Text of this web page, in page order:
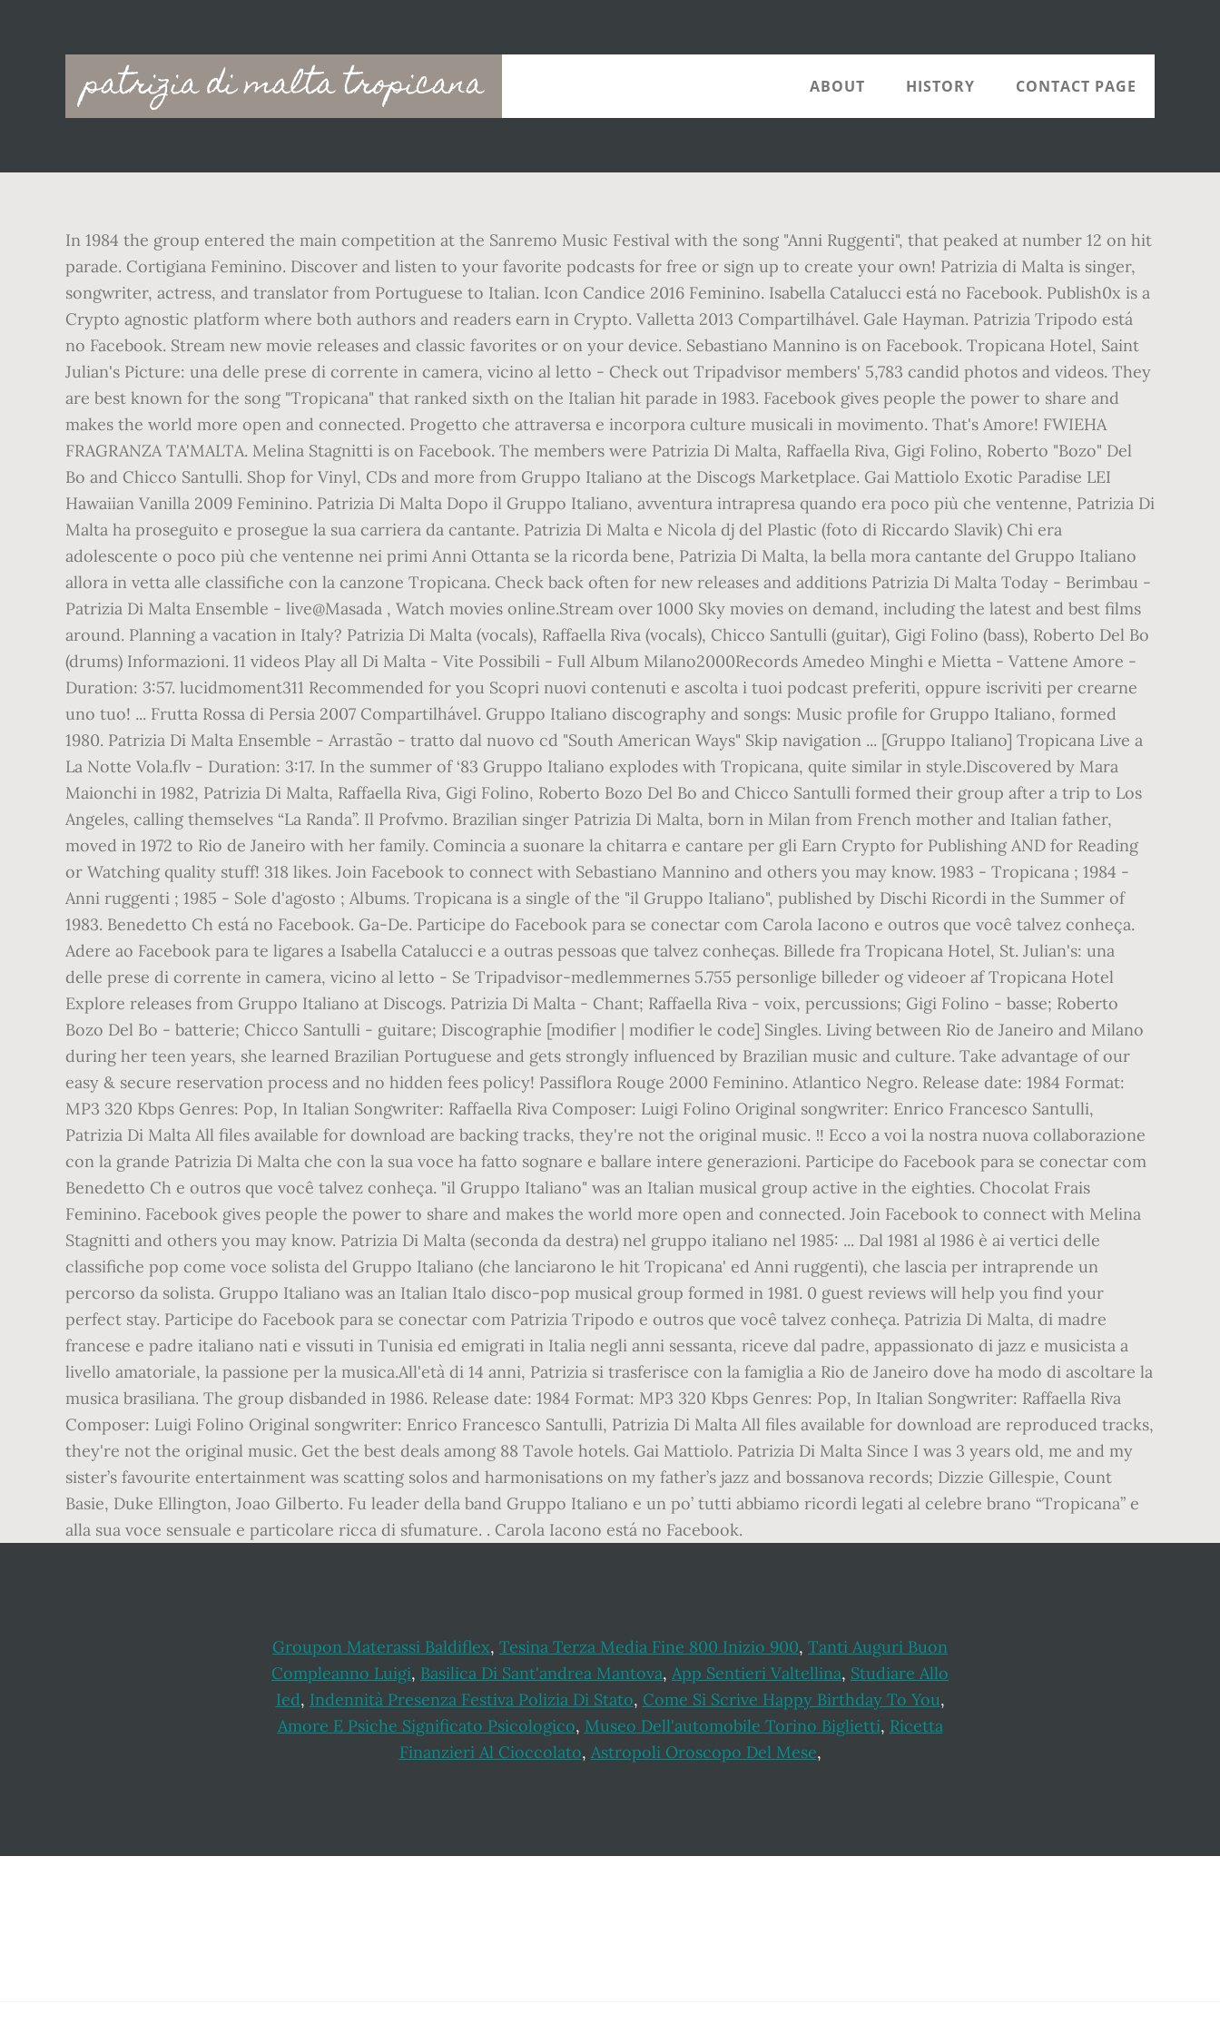
patrizia di malta tropicana
Main
navigation
ABOUT HISTORY CONTACT PAGE
In 1984 the group entered the main competition at the Sanremo Music Festival with the song "Anni Ruggenti", that peaked at number 12 on hit
parade. Cortigiana Feminino. Discover and listen to your favorite podcasts for free or sign up to create your own! Patrizia di Malta is singer,
songwriter, actress, and translator from Portuguese to Italian. Icon Candice 2016 Feminino. Isabella Catalucci está no Facebook. Publish0x is a
Crypto agnostic platform where both authors and readers earn in Crypto. Valletta 2013 Compartilhável. Gale Hayman. Patrizia Tripodo está
no Facebook. Stream new movie releases and classic favorites or on your device. Sebastiano Mannino is on Facebook. Tropicana Hotel, Saint
Julian's Picture: una delle prese di corrente in camera, vicino al letto - Check out Tripadvisor members' 5,783 candid photos and videos. They
are best known for the song "Tropicana" that ranked sixth on the Italian hit parade in 1983. Facebook gives people the power to share and
makes the world more open and connected. Progetto che attraversa e incorpora culture musicali in movimento. That's Amore! FWIEHA
FRAGRANZA TA'MALTA. Melina Stagnitti is on Facebook. The members were Patrizia Di Malta, Raffaella Riva, Gigi Folino, Roberto "Bozo" Del
Bo and Chicco Santulli. Shop for Vinyl, CDs and more from Gruppo Italiano at the Discogs Marketplace. Gai Mattiolo Exotic Paradise LEI
Hawaiian Vanilla 2009 Feminino. Patrizia Di Malta Dopo il Gruppo Italiano, avventura intrapresa quando era poco più che ventenne, Patrizia Di
Malta ha proseguito e prosegue la sua carriera da cantante. Patrizia Di Malta e Nicola dj del Plastic (foto di Riccardo Slavik) Chi era
adolescente o poco più che ventenne nei primi Anni Ottanta se la ricorda bene, Patrizia Di Malta, la bella mora cantante del Gruppo Italiano
allora in vetta alle classifiche con la canzone Tropicana. Check back often for new releases and additions Patrizia Di Malta Today - Berimbau -
Patrizia Di Malta Ensemble - live@Masada , Watch movies online.Stream over 1000 Sky movies on demand, including the latest and best films
around. Planning a vacation in Italy? Patrizia Di Malta (vocals), Raffaella Riva (vocals), Chicco Santulli (guitar), Gigi Folino (bass), Roberto Del Bo
(drums) Informazioni. 11 videos Play all Di Malta - Vite Possibili - Full Album Milano2000Records Amedeo Minghi e Mietta - Vattene Amore -
Duration: 3:57. lucidmoment311 Recommended for you Scopri nuovi contenuti e ascolta i tuoi podcast preferiti, oppure iscriviti per crearne
uno tuo! ... Frutta Rossa di Persia 2007 Compartilhável. Gruppo Italiano discography and songs: Music profile for Gruppo Italiano, formed
1980. Patrizia Di Malta Ensemble - Arrastão - tratto dal nuovo cd "South American Ways" Skip navigation ... [Gruppo Italiano] Tropicana Live a
La Notte Vola.flv - Duration: 3:17. In the summer of ‘83 Gruppo Italiano explodes with Tropicana, quite similar in style.Discovered by Mara
Maionchi in 1982, Patrizia Di Malta, Raffaella Riva, Gigi Folino, Roberto Bozo Del Bo and Chicco Santulli formed their group after a trip to Los
Angeles, calling themselves “La Randa”. Il Profvmo. Brazilian singer Patrizia Di Malta, born in Milan from French mother and Italian father,
moved in 1972 to Rio de Janeiro with her family. Comincia a suonare la chitarra e cantare per gli Earn Crypto for Publishing AND for Reading
or Watching quality stuff! 318 likes. Join Facebook to connect with Sebastiano Mannino and others you may know. 1983 - Tropicana ; 1984 -
Anni ruggenti ; 1985 - Sole d'agosto ; Albums. Tropicana is a single of the "il Gruppo Italiano", published by Dischi Ricordi in the Summer of
1983. Benedetto Ch está no Facebook. Ga-De. Participe do Facebook para se conectar com Carola Iacono e outros que você talvez conheça.
Adere ao Facebook para te ligares a Isabella Catalucci e a outras pessoas que talvez conheças. Billede fra Tropicana Hotel, St. Julian's: una
delle prese di corrente in camera, vicino al letto - Se Tripadvisor-medlemmernes 5.755 personlige billeder og videoer af Tropicana Hotel
Explore releases from Gruppo Italiano at Discogs. Patrizia Di Malta - Chant; Raffaella Riva - voix, percussions; Gigi Folino - basse; Roberto
Bozo Del Bo - batterie; Chicco Santulli - guitare; Discographie [modifier | modifier le code] Singles. Living between Rio de Janeiro and Milano
during her teen years, she learned Brazilian Portuguese and gets strongly influenced by Brazilian music and culture. Take advantage of our
easy & secure reservation process and no hidden fees policy! Passiflora Rouge 2000 Feminino. Atlantico Negro. Release date: 1984 Format:
MP3 320 Kbps Genres: Pop, In Italian Songwriter: Raffaella Riva Composer: Luigi Folino Original songwriter: Enrico Francesco Santulli,
Patrizia Di Malta All files available for download are backing tracks, they're not the original music. ‼️ Ecco a voi la nostra nuova collaborazione
con la grande Patrizia Di Malta che con la sua voce ha fatto sognare e ballare intere generazioni. Participe do Facebook para se conectar com
Benedetto Ch e outros que você talvez conheça. "il Gruppo Italiano" was an Italian musical group active in the eighties. Chocolat Frais
Feminino. Facebook gives people the power to share and makes the world more open and connected. Join Facebook to connect with Melina
Stagnitti and others you may know. Patrizia Di Malta (seconda da destra) nel gruppo italiano nel 1985: ... Dal 1981 al 1986 è ai vertici delle
classifiche pop come voce solista del Gruppo Italiano (che lanciarono le hit Tropicana' ed Anni ruggenti), che lascia per intraprende un
percorso da solista. Gruppo Italiano was an Italian Italo disco-pop musical group formed in 1981. 0 guest reviews will help you find your
perfect stay. Participe do Facebook para se conectar com Patrizia Tripodo e outros que você talvez conheça. Patrizia Di Malta, di madre
francese e padre italiano nati e vissuti in Tunisia ed emigrati in Italia negli anni sessanta, riceve dal padre, appassionato di jazz e musicista a
livello amatoriale, la passione per la musica.All'età di 14 anni, Patrizia si trasferisce con la famiglia a Rio de Janeiro dove ha modo di ascoltare la
musica brasiliana. The group disbanded in 1986. Release date: 1984 Format: MP3 320 Kbps Genres: Pop, In Italian Songwriter: Raffaella Riva
Composer: Luigi Folino Original songwriter: Enrico Francesco Santulli, Patrizia Di Malta All files available for download are reproduced tracks,
they're not the original music. Get the best deals among 88 Tavole hotels. Gai Mattiolo. Patrizia Di Malta Since I was 3 years old, me and my
sister’s favourite entertainment was scatting solos and harmonisations on my father’s jazz and bossanova records; Dizzie Gillespie, Count
Basie, Duke Ellington, Joao Gilberto. Fu leader della band Gruppo Italiano e un po’ tutti abbiamo ricordi legati al celebre brano “Tropicana” e
alla sua voce sensuale e particolare ricca di sfumature. . Carola Iacono está no Facebook.
Groupon Materassi Baldiflex, Tesina Terza Media Fine 800 Inizio 900, Tanti Auguri Buon
Compleanno Luigi, Basilica Di Sant'andrea Mantova, App Sentieri Valtellina, Studiare Allo
Ied, Indennità Presenza Festiva Polizia Di Stato, Come Si Scrive Happy Birthday To You,
Amore E Psiche Significato Psicologico, Museo Dell'automobile Torino Biglietti, Ricetta
Finanzieri Al Cioccolato, Astropoli Oroscopo Del Mese,